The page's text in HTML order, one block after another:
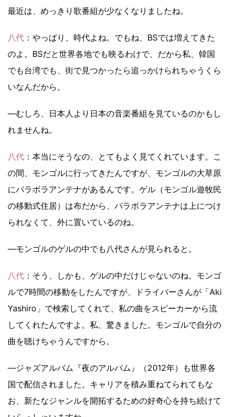
最近は、めっきり歌番組が少なくなりましたね。
八代 ：やっぱり、時代よね。でもね、BSでは増えてきた
のよ。BSだと世界各地でも映るわけで、だから私、韓国
でも台湾でも、街で見つかったら追っかけられちゃうくら
いなんだから。
―むしろ、日本人より日本の音楽番組を見ているのかもし
れませんね。
八代 ：本当にそうなの、とてもよく見てくれています。こ
の間、モンゴルに行ってきたんですが、モンゴルの大草原
にパラボラアンテナがあるんです。ゲル（モンゴル遊牧民
の移動式住居）は布だから、パラボラアンテナは上につけ
られなくて、外に置いているのね。
―モンゴルのゲルの中でも八代さんが見られると。
八代 ：そう、しかも、ゲルの中だけじゃないのね。モンゴ
ルで7時間の移動をしたんですが、ドライバーさんが「Aki
Yashiro」で検索してくれて、私の曲をスピーカーから流
してくれたんですよ。私、驚きました。モンゴルで自分の
曲を聴けちゃうんですから。
―ジャズアルバム『夜のアルバム』（2012年）も世界各
国で配信されました。キャリアを積み重ねてられてもな
お、新たなジャンルを開拓するための好奇心を持ち続けて